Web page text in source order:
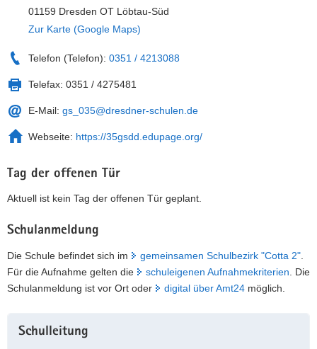
01159 Dresden OT Löbtau-Süd
Zur Karte (Google Maps)
Telefon (Telefon): 0351 / 4213088
Telefax: 0351 / 4275481
E-Mail: gs_035@dresdner-schulen.de
Webseite: https://35gsdd.edupage.org/
Tag der offenen Tür
Aktuell ist kein Tag der offenen Tür geplant.
Schulanmeldung
Die Schule befindet sich im gemeinsamen Schulbezirk "Cotta 2"
Für die Aufnahme gelten die
schuleigenen Aufnahmekriterien . Die
Schulanmeldung ist vor Ort oder
digital über Amt24 möglich.
Information
Schulleitung